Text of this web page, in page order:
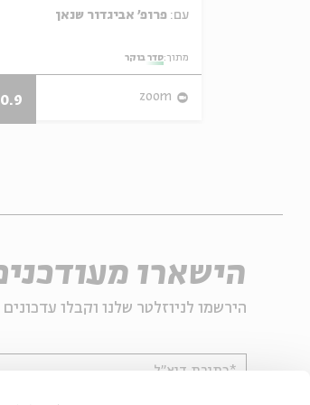
עם:
מתוך:סדר בוקר
zoom
הישארו
הירשמו לניוזלטר שלנו וקבלו
*כתובת דוא"ל